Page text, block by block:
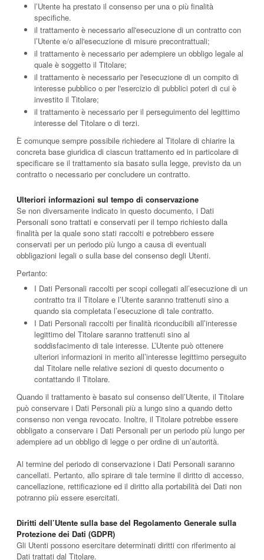
l’Utente ha prestato il consenso per una o più finalità
specifiche.
il trattamento è necessario all'esecuzione di un contratto con
l’Utente e/o all'esecuzione di misure precontrattuali;
il trattamento è necessario per adempiere un obbligo legale al
quale è soggetto il Titolare;
il trattamento è necessario per l'esecuzione di un compito di
interesse pubblico o per l'esercizio di pubblici poteri di cui è
investito il Titolare;
il trattamento è necessario per il perseguimento del legittimo
interesse del Titolare o di terzi.
È comunque sempre possibile richiedere al Titolare di chiarire la
concreta base giuridica di ciascun trattamento ed in particolare di
specificare se il trattamento sia basato sulla legge, previsto da un
contratto o necessario per concludere un contratto.
Ulteriori informazioni sul tempo di conservazione
Se non diversamente indicato in questo documento, i Dati
Personali sono trattati e conservati per il tempo richiesto dalla
finalità per la quale sono stati raccolti e potrebbero essere
conservati per un periodo più lungo a causa di eventuali
obbligazioni legali o sulla base del consenso degli Utenti.
Pertanto:
I Dati Personali raccolti per scopi collegati all’esecuzione di un
contratto tra il Titolare e l’Utente saranno trattenuti sino a
quando sia completata l’esecuzione di tale contratto.
I Dati Personali raccolti per finalità riconducibili all’interesse
legittimo del Titolare saranno trattenuti sino al
soddisfacimento di tale interesse. L’Utente può ottenere
ulteriori informazioni in merito all’interesse legittimo perseguito
dal Titolare nelle relative sezioni di questo documento o
contattando il Titolare.
Quando il trattamento è basato sul consenso dell’Utente, il Titolare
può conservare i Dati Personali più a lungo sino a quando detto
consenso non venga revocato. Inoltre, il Titolare potrebbe essere
obbligato a conservare i Dati Personali per un periodo più lungo per
adempiere ad un obbligo di legge o per ordine di un’autorità.
Al termine del periodo di conservazione i Dati Personali saranno
cancellati. Pertanto, allo spirare di tale termine il diritto di accesso,
cancellazione, rettificazione ed il diritto alla portabilità dei Dati non
potranno più essere esercitati.
Diritti dell’Utente sulla base del Regolamento Generale sulla
Protezione dei Dati (GDPR)
Gli Utenti possono esercitare determinati diritti con riferimento ai
Dati trattati dal Titolare.